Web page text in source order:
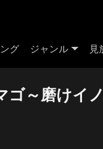
グ ジャンル 見
ゴ～磨けイ